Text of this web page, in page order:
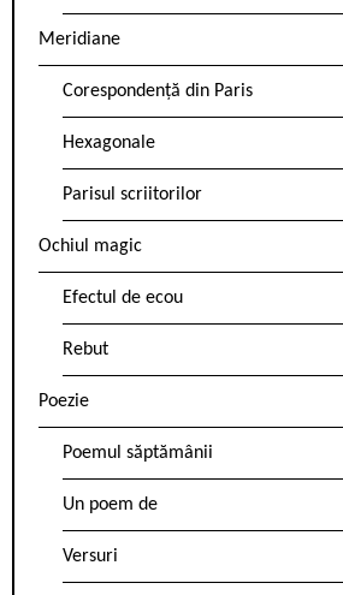
Meridiane
Corespondență din Paris
Hexagonale
Parisul scriitorilor
Ochiul magic
Efectul de ecou
Rebut
Poezie
Poemul săptămânii
Un poem de
Versuri